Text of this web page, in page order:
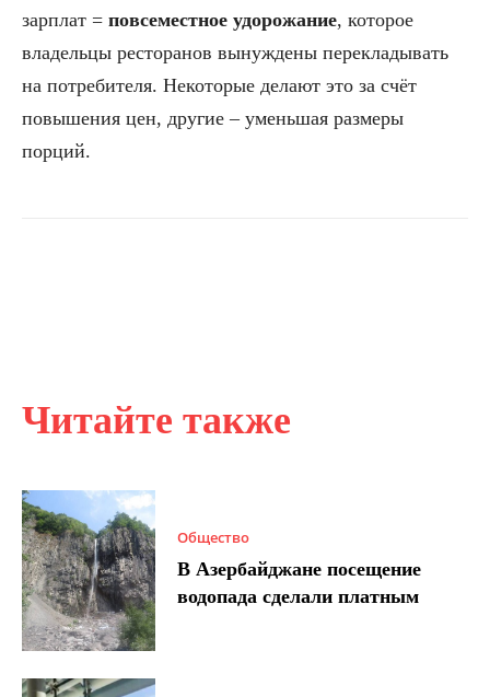
Читайте также
Общество
В Азербайджане посещение
водопада сделали платным
зарплат = повсеместное удорожание, которое
владельцы ресторанов вынуждены перекладывать
на потребителя. Некоторые делают это за счёт
повышения цен, другие – уменьшая размеры
порций.